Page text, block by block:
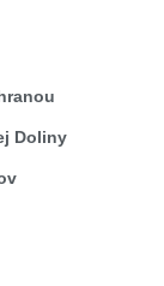
Doliny